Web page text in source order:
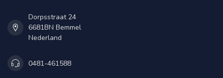
Dorpsstraat 24
6681BN Bemmel
Nederland
0481-461588